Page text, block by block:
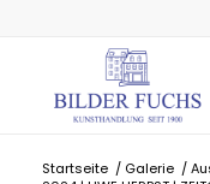
Startseite / Galerie /